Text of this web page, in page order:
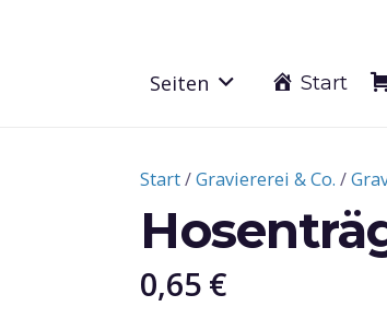
Seiten Start
Start/Graviererei & Co. /
0,65 €